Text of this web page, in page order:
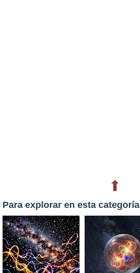
⬆
Para explorar en esta categoría